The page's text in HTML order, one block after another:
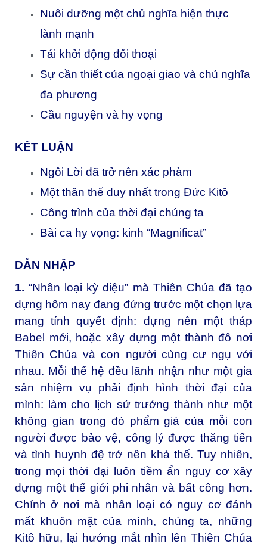
Nuôi dưỡng một chủ nghĩa hiện thực
lành mạnh
Tái khởi động đối thoại
Sự cần thiết của ngoại giao và chủ nghĩa
đa phương
Cầu nguyện và hy vọng
KẾT LUẬN
Ngôi Lời đã trở nên xác phàm
Một thân thể duy nhất trong Đức Kitô
Công trình của thời đại chúng ta
Bài ca hy vọng: kinh “Magnificat”
DẪN NHẬP
1. “Nhân loại kỳ diệu” mà Thiên Chúa đã tạo
dựng hôm nay đang đứng trước một chọn lựa
mang tính quyết định: dựng nên một tháp
Babel mới, hoặc xây dựng một thành đô nơi
Thiên Chúa và con người cùng cư ngụ với
nhau. Mỗi thế hệ đều lãnh nhận như một gia
sản nhiệm vụ phải định hình thời đại của
mình: làm cho lịch sử trưởng thành như một
không gian trong đó phẩm giá của mỗi con
người được bảo vệ, công lý được thăng tiến
và tình huynh đệ trở nên khả thể. Tuy nhiên,
trong mọi thời đại luôn tiềm ẩn nguy cơ xây
dựng một thế giới phi nhân và bất công hơn.
Chính ở nơi mà nhân loại có nguy cơ đánh
mất khuôn mặt của mình, chúng ta, những
Kitô hữu, lại hướng mắt nhìn lên Thiên Chúa